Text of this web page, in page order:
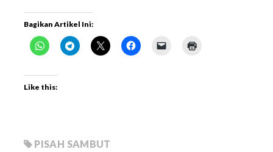
Bagikan Artikel Ini:
Like this:
PISAH SAMBUT